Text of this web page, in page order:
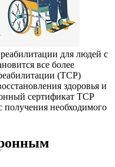
для людей с
все более
(ТСР)
здоровья и
сертификат ТСР
получения необходимого